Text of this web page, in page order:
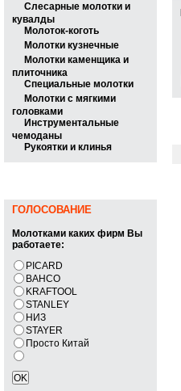
Слесарные молотки и
кувалды
Молоток-коготь
Молотки кузнечные
Молотки каменщика и
плиточника
Специальные молотки
Молотки с мягкими
головками
Инструментальные
чемоданы
Рукоятки и клинья
ГОЛОСОВАНИЕ
Молотками каких фирм Вы
работаете:
PICARD
BAHCO
KRAFTOOL
STANLEY
НИЗ
STAYER
Просто Китай